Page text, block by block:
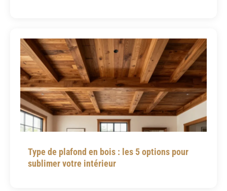
Type de plafond en bois : les 5 options pour
sublimer votre intérieur